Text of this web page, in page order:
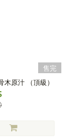
售完
原汁 （頂級）